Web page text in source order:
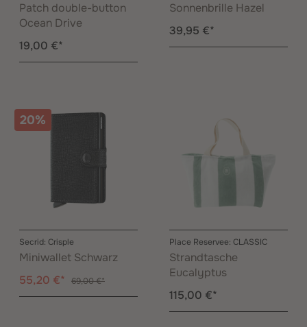
Patch double-button
Ocean Drive
19,00 €*
Sonnenbrille Hazel
39,95 €*
20%
Secrid: Crisple
Miniwallet Schwarz
55,20 €*
69,00 €*
Place Reservee: CLASSIC
Strandtasche
Eucalyptus
115,00 €*